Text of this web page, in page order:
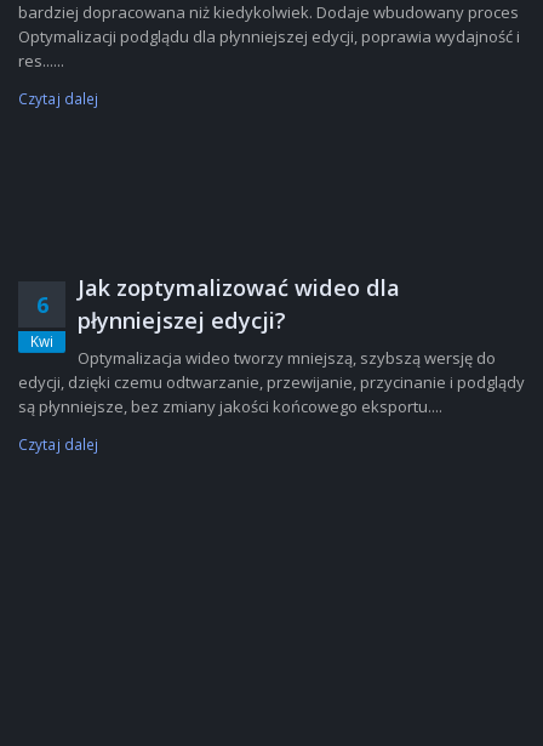
bardziej dopracowana niż kiedykolwiek. Dodaje wbudowany proces
Optymalizacji podglądu dla płynniejszej edycji, poprawia wydajność i
res......
Czytaj dalej
6
Kwi
Jak zoptymalizować wideo dla
płynniejszej edycji?
Optymalizacja wideo tworzy mniejszą, szybszą wersję do
edycji, dzięki czemu odtwarzanie, przewijanie, przycinanie i podglądy
są płynniejsze, bez zmiany jakości końcowego eksportu....
Czytaj dalej